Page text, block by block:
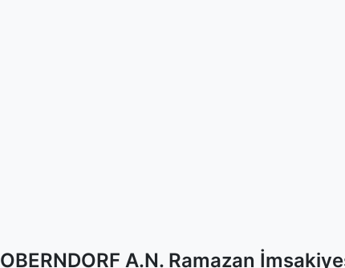
OBERNDORF A.N. Ramazan